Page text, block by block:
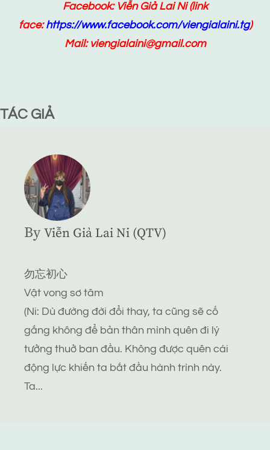
Facebook: Viễn Giả Lai Ni(link
face:https://www.facebook.com/viengialaini.tg)
Mail: viengialaini@gmail.com
TÁC GIẢ
By Viễn Giả Lai Ni (QTV)
勿忘初心
Vật vong sơ tâm
(Ni: Dù đường đời đổi thay, ta cũng sẽ cố
gắng không để bản thân mình quên đi lý
tưởng thuở ban đầu. Không được quên cái
động lực khiến ta bắt đầu hành trình này.
Ta...